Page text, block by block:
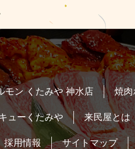
モン くたみや 神水店 焼肉
ューくたみや 来民屋とは
採用情報 サイトマップ